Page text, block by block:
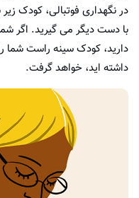
در نگهداری فوتبالی، کودک زیر
با دست دیگر می گیرید. اگر
دارید، کودک سینه راست شما
داشته اید، خواهد گرفت.